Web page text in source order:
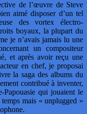
de l’œuvre de Steve
aimé disposer d’un tel
des vortex électro-
boyaux, la plupart du
je n’avais jamais lu une
un compositeur
et après avoir reçu une
en chef, je proposai
la saga des albums du
contribué à inventer,
Papouasie qui jouaient le
mais « unplugged »